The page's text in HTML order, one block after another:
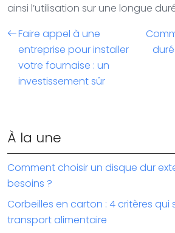
ainsi l’utilisation sur une longue
Faire appel à une
entreprise pour installer
votre fournaise : un
investissement sûr
À la une
Comment choisir un disque dur
besoins ?
Corbeilles en carton : 4 critères qui
transport alimentaire